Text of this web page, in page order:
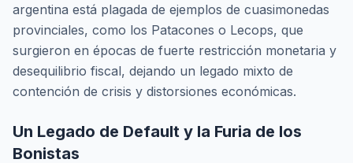
argentina está plagada de ejemplos de cuasimonedas
provinciales, como los Patacones o Lecops, que
surgieron en épocas de fuerte restricción monetaria y
desequilibrio fiscal, dejando un legado mixto de
contención de crisis y distorsiones económicas.
Un Legado de Default y la Furia de los
Bonistas